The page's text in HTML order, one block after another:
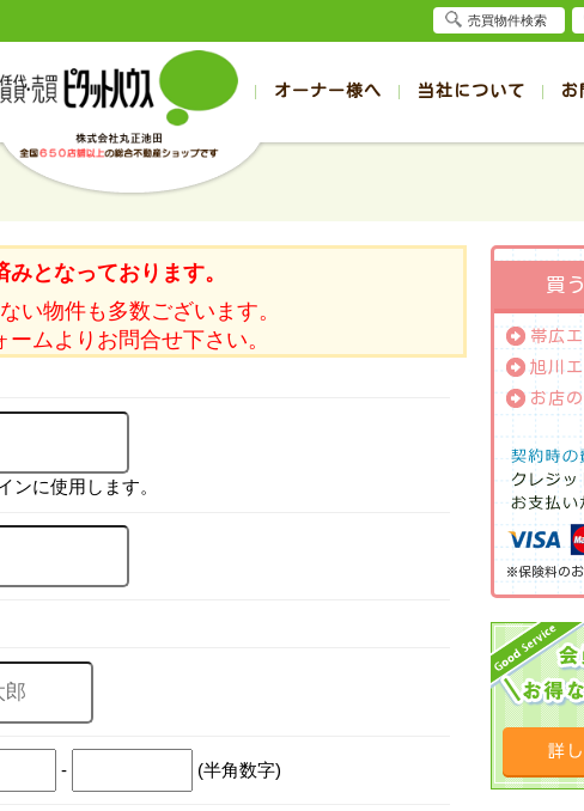
売買
帯広の1000万～2000万円
帯広の2000万～3000万円
帯広の3000万～4000万円
帯広の4000万以上
帯広の賃貸アパート
帯広の1DK
帯広の2K～
帯広の3K～
帯広の4K以
売買
旭川の1000万～2000万円
旭川の2000万～3000万円
旭川の3000万～4000万円
旭川の4000万以上
旭川の賃貸アパート
旭川の1DK
旭川の2K～
旭川の3K～
旭川の4K以
オーナー様へ 当社について
フブログ お客様の声
お
お問合せ 入居者様ページ
となっております。
い物件も多数ございます。
ムよりお問合せ下さい。
に使用します。
- (半角数字)
買
帯広
旭川
お店
※保険料のお
売買物件検索